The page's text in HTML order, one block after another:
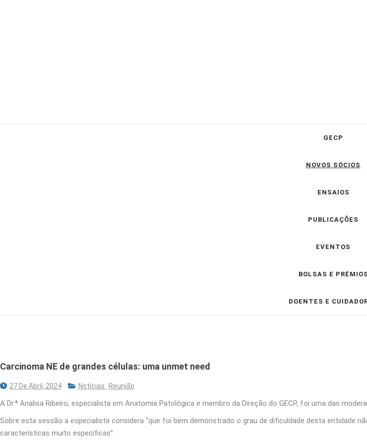
GECP
NOVOS SÓCIOS
ENSAIOS
PUBLICAÇÕES
EVENTOS
BOLSAS E PRÉMIOS
DOENTES E
Carcinoma NE de grandes células: uma unmet need
27 De Abril, 2024 Notícias Reunião
A Dr.ª Analisa Ribeiro, especialista em Anatomia Patológica e membro da Direção do GECP, foi uma das
Sobre esta sessão a especialista considera “que foi bem demonstrado o grau de dificuldade desta entidade
características muito específicas”.